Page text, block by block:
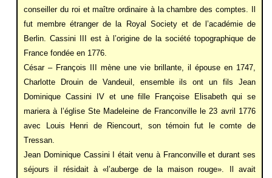
conseiller du roi et maître ordinaire à la chambre des comptes. Il
fut membre étranger de la Royal Society et de l’académie de
Berlin. Cassini III est à l’origine de la société topographique de
France fondée en 1776.
César – François III mène une vie brillante, il épouse en 1747,
Charlotte Drouin de Vandeuil, ensemble ils ont un fils Jean
Dominique Cassini IV et une fille Françoise Elisabeth qui se
mariera à l’église Ste Madeleine de Franconville le 23 avril 1776
avec Louis Henri de Riencourt, son témoin fut le comte de
Tressan.
Jean Dominique Cassini I était venu à Franconville et durant ses
séjours il résidait à «l’auberge de la maison rouge». Il avait